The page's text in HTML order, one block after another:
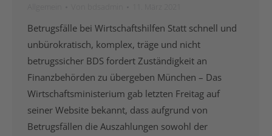
Betrugsfälle bei Wirtschaftshilfen Statt schnell und
unbürokratisch, komplex, träge und nicht
betrugssicher BDS fordert Zuständigkeit an
Finanzbehörden zu übergeben München – Das
Wirtschaftsministerium gab letzten Freitag auf
seiner Website bekannt, dass aufgrund von
Betrugsfällen die Auszahlungen sowohl der